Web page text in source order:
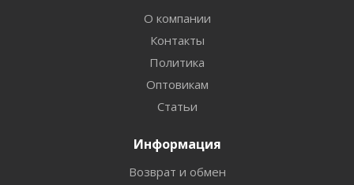
О компании
Контакты
Политика
Оптовикам
Статьи
Информация
Возврат и обмен